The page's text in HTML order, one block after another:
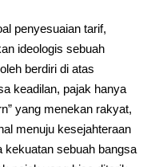
penyesuaian tarif,
ideologis sebuah
berdiri di atas
keadilan, pajak hanya
yang menekan rakyat,
menuju kesejahteraan
kekuatan sebuah bangsa